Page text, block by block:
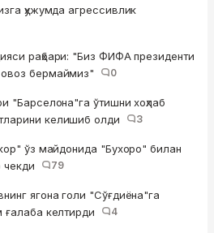
ҳужумда агрессивлик
раҳбари: "Биз ФИФА президенти
бермаймиз"
0
"Барселона"га ўтишни хоҳлаб
келишиб олди
3
ўз майдонида "Бухоро" билан
чекди
79
ягона голи "Сўғдиёна"га
ғалаба келтирди
4